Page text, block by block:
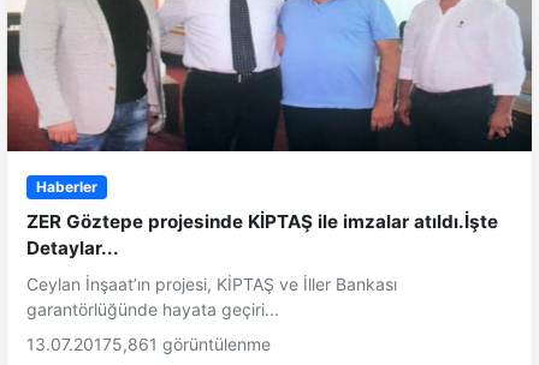
Haberler
ZER Göztepe projesinde KİPTAŞ ile imzalar atıldı.İşte
Detaylar...
Ceylan İnşaat’ın projesi, KİPTAŞ ve İller Bankası
garantörlüğünde hayata geçiri...
13.07.20175,861 görüntülenme